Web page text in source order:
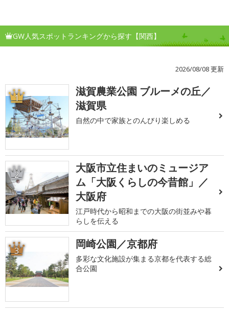
GW人気スポットランキングから探す【関西】
2026/08/08 更新
1
滋賀農業公園 ブルーメの丘／
滋賀県
自然の中で家族とのんびり楽しめる
2
大阪市立住まいのミュージア
ム「大阪くらしの今昔館」／
大阪府
江戸時代から昭和までの大阪の街並みや暮
らしを伝える
3 岡崎公園／京都府
多彩な文化施設が集まる京都を代表する総
合公園